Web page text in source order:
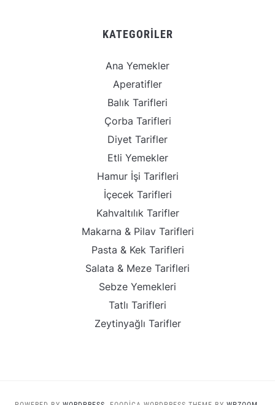
KATEGORILER
Ana Yemekler
Aperatifler
Balık Tarifleri
Çorba Tarifleri
Diyet Tarifler
Etli Yemekler
Hamur İşi Tarifleri
İçecek Tarifleri
Kahvaltılık Tarifler
Makarna & Pilav Tarifleri
Pasta & Kek Tarifleri
Salata & Meze Tarifleri
Sebze Yemekleri
Tatlı Tarifleri
Zeytinyağlı Tarifler